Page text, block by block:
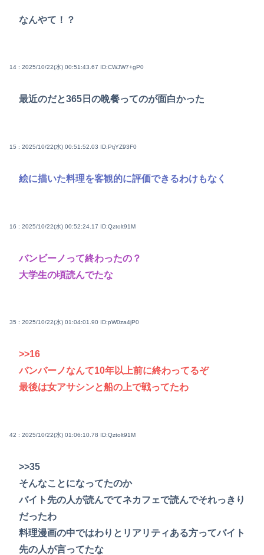
なんやて！？
14 : 2025/10/22(水) 00:51:43.67 ID:CWJW7+gP0
最近のだと365日の晩餐ってのが面白かった
15 : 2025/10/22(水) 00:51:52.03 ID:PtjYZ93F0
絵に描いた料理を客観的に評価できるわけもなく
16 : 2025/10/22(水) 00:52:24.17 ID:Qztolt91M
バンビーノって終わったの？
大学生の頃読んでたな
35 : 2025/10/22(水) 01:04:01.90 ID:pW0za4jP0
>>16
バンバーノなんて10年以上前に終わってるぞ
最後は女アサシンと船の上で戦ってたわ
42 : 2025/10/22(水) 01:06:10.78 ID:Qztolt91M
>>35
そんなことになってたのか
バイト先の人が読んでてネカフェで読んでそれっきり
だったわ
料理漫画の中ではわりとリアリティある方ってバイト
先の人が言ってたな